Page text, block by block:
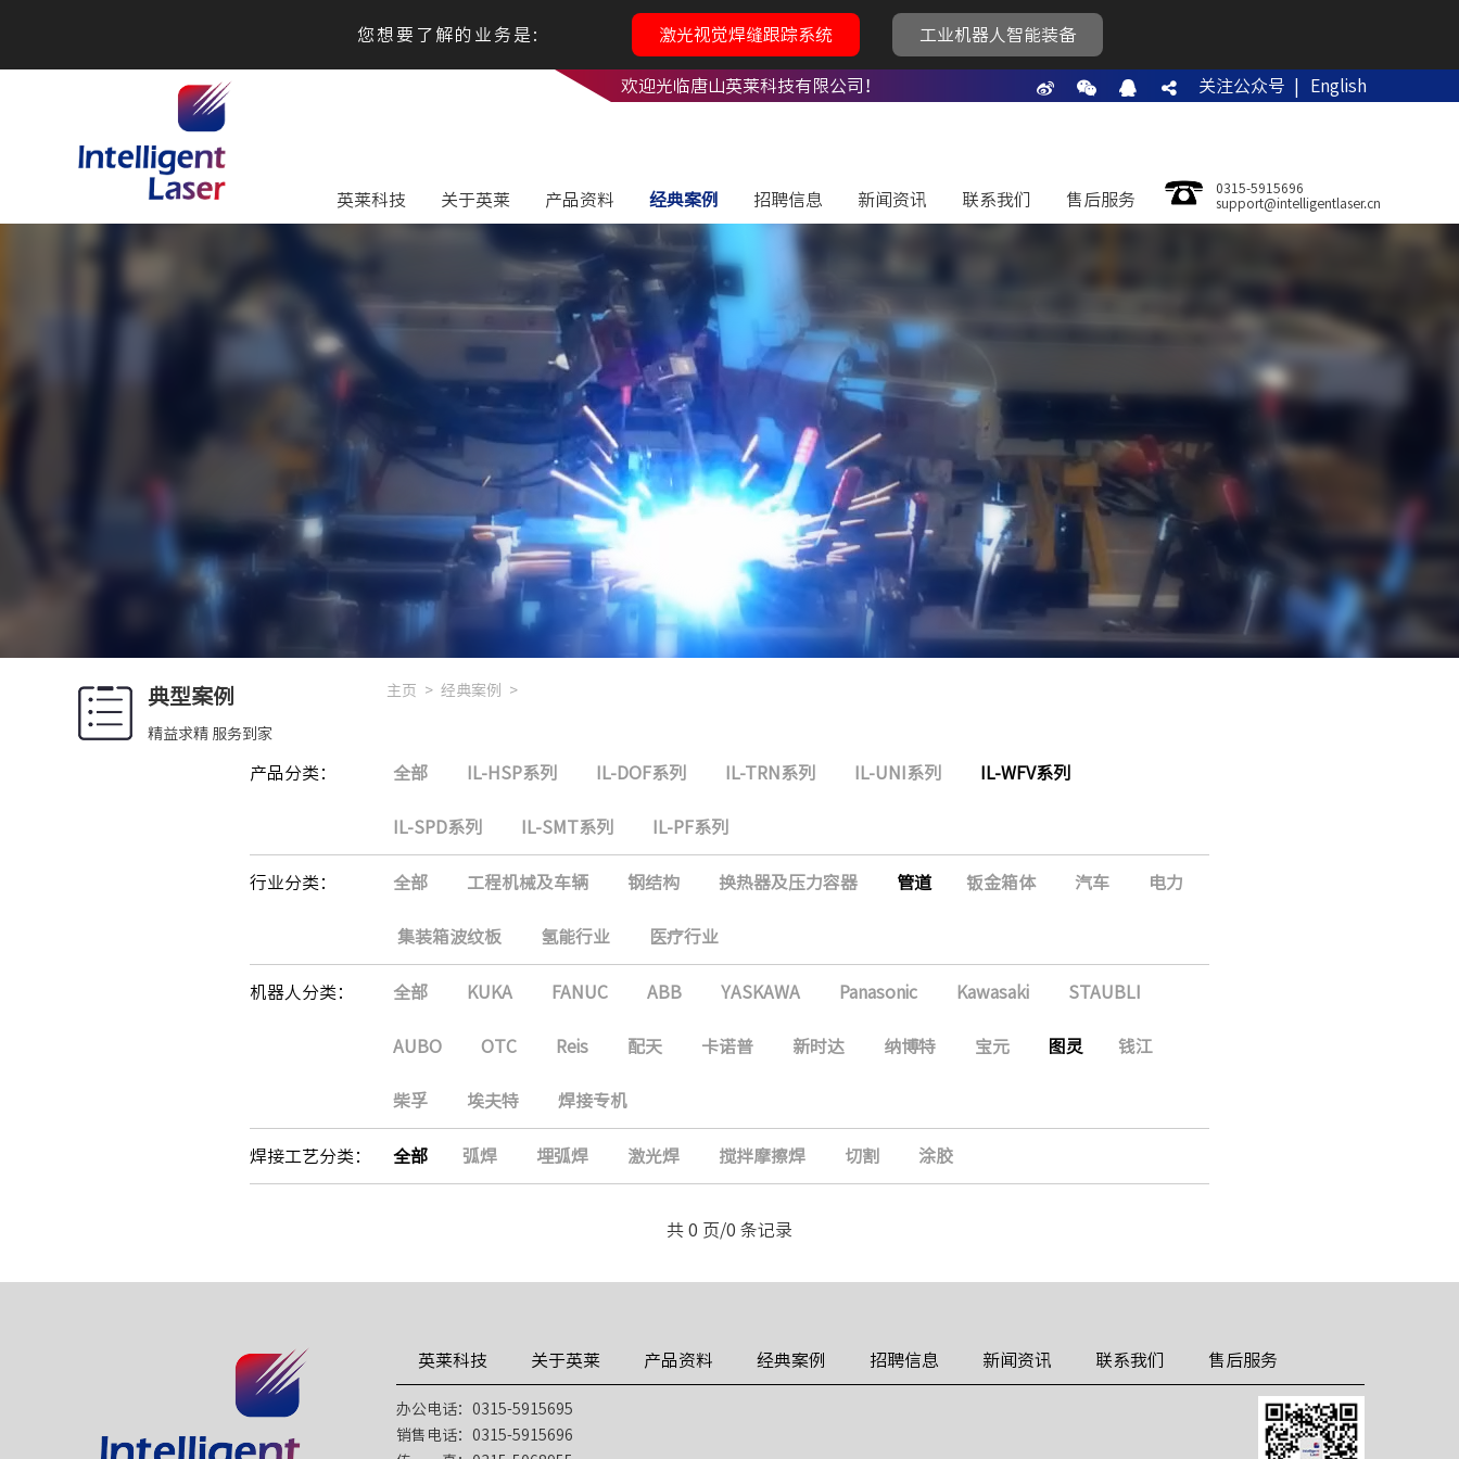
您想要了解的业务是: 激光视觉焊缝跟踪系统 工业机器人智能装备
欢迎光临唐山英莱科技有限公司！ 关注公众号 | English
英莱科技 关于英莱 产品资料 经典案例 招聘信息 新闻资讯 联系我们 售后服务
0315-5915696
support@intelligentlaser.cn
典型案例
精益求精 服务到家
主页 > 经典案例 >
产品分类： 全部 IL-HSP系列 IL-DOF系列 IL-TRN系列 IL-UNI系列 IL-WFV系列
IL-SPD系列 IL-SMT系列 IL-PF系列
行业分类： 全部 工程机械及车辆 钢结构 换热器及压力容器 管道 钣金箱体 汽车 电力
集装箱波纹板 氢能行业 医疗行业
机器人分类： 全部 KUKA FANUC ABB YASKAWA Panasonic Kawasaki STAUBLI
AUBO OTC Reis 配天 卡诺普 新时达 纳博特 宝元 图灵 钱江
柴孚 埃夫特 焊接专机
焊接工艺分类： 全部 弧焊 埋弧焊 激光焊 搅拌摩擦焊 切割 涂胶
共 0 页/0 条记录
英莱科技 关于英莱 产品资料 经典案例 招聘信息 新闻资讯 联系我们 售后服务
办公电话：0315-5915695
销售电话：0315-5915696